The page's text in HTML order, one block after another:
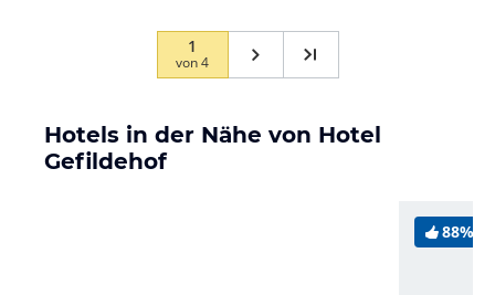
1
von4
Hotels in der Nähe von Hotel
Gefildehof
88%